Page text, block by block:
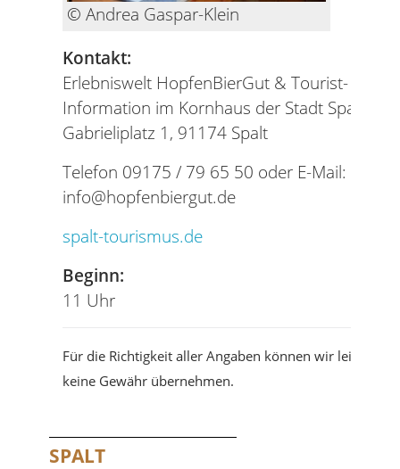
© Andrea Gaspar-Klein
Kontakt:
Erlebniswelt HopfenBierGut & Tourist-
Information im Kornhaus der Stadt Spalt
Gabrieliplatz 1, 91174 Spalt
Telefon 09175 / 79 65 50 oder E-Mail:
info@hopfenbiergut.de
spalt-tourismus.de
Beginn:
11 Uhr
Für die Richtigkeit aller Angaben können wir leider
keine Gewähr übernehmen.
SPALT